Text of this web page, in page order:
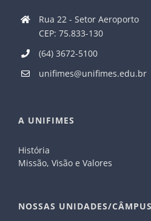
Rua 22 - Setor Aeroporto
CEP: 75.833-130
(64) 3672-5100
unifimes@unifimes.edu.br
A UNIFIMES
História
Missão, Visão e Valores
NOSSAS UNIDADES/CÂMPUS